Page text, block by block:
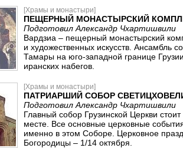
[Храмы и монастыри]
ПЕЩЕРНЫЙ МОНАСТЫРСКИЙ
Подготовил Александр Чхартишвили
Вардзиа – пещерный монастырский
и художественных искусств. Ансамбль
Тамары на юго-западной границе
иранских набегов.
[Храмы и монастыри]
ПАТРИАРШИЙ СОБОР
Подготовил Александр Чхартишвили
Главный собор Грузинской Церкви
месте. Все основные церковные
именно в этом Соборе. Церковное
Богородицы – 1/14 октября.